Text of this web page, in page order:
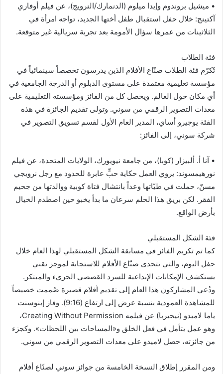
• ميشيل بروندوم وإيدا ميلوم (الدنمارك/النرويج)، عن فيلم أوفاري
آكتينج: خلال حفل استقبال طفل أختها الجديد، تواجه امرأة في
الثلاثينات من عمرها سؤال الأمومة بعد تجربة سريالية غير متوقعة.
فئة الطلاب
تُكرّم فئة الطلاب صنّاع الأفلام الذين يدرسون تخصصاً سينمائياً في
مؤسسة تعليمية معتمدة على مستوى الدبلوم أو الدرجة الجامعية في
أي مكان حول العالم. ويحصل كل من الفائز ومؤسسته التعليمية على
معدات التصوير الرقمي من سوني. وتولى تقديم الجائزة في هذه
الفئة يوجيرو أساي، المدير العام الأول لقسم تسويق التصوير في
شركة سوني، إلى الفائز:
• آنا أ. ألبيزار (كوبا)، من جامعة نيويورك، الولايات المتحدة، عن فيلم
نورهيمسوند: يروي العمل حكاية حبٍّ عابرة للحدود مع رجل نرويجي
مسنّ، حملت في طيّاتها وعداً بانتشال فتاة كوبية ووالدتها من جحيم
الفقر. لكن بريق هذا الحلم سرعان ما بدأ يخبو حين اصطدم الخيال
بأرض الواقع.
فئة الشكل المستقبلي
كما تم تكريم الفائز في مسابقة الشكل المستقبلي لهذا العام خلال
حفل اليوم، والتي تتحدى صنّاع الأفلام للاستجابة لموجز تقني
يستكشف الإمكانات الإبداعية للسرد القصصي الجريء والمبتكر.
ودُعي المشاركون هذا العام إلى تقديم أفلام قصيرة صُممت خصيصاً
للمشاهدة العمودية بنسبة عرض إلى ارتفاع (9:16). وفاز إينوسنت
ياما لاميدو (نيجيريا) عن فيلمه Creating Without Permission،
وهو عمل يتأمل في فعل الخلق و«المساحات بين اللحظات». وكجزء
من جائزته، حصل لاميدو على معدات التصوير الرقمي من سوني.
ومن المقرر إطلاق النسخة الخامسة من جوائز سوني لصنّاع أفلام